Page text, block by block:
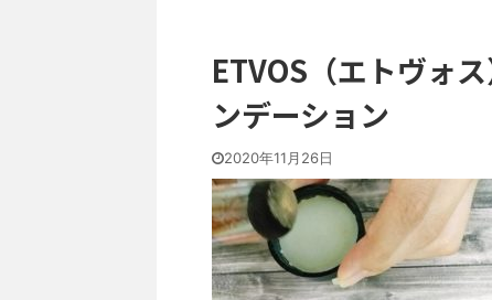
ETVOS（エトヴォ
ンデーション
2020年11月26日